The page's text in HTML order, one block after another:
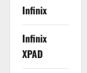
Infinix
Infinix
XPAD